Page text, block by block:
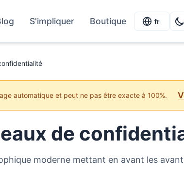
S'impliquer Boutique fr
automatique et peut ne pas être exacte à 100%.
de
moderne mettant en avant les